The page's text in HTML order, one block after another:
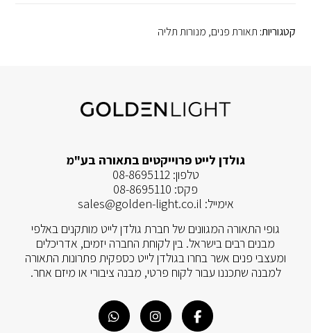
קטגוריות: תאורת פנים, מנורות תליה
גולדן לייט פרוייקטים בתאורה בע"מ
טלפון: 08-8695112
פקס: 08-8695110
אימייל: sales@golden-light.co.il
גופי התאורה המגוונים של חברת גולדן לייט מותקנים באלפי
מבנים רבים בישראל. בין לקוחת החברה יזמים, אדריכלים
ומעצבי פנים אשר בחרו בגולדן לייט כספקית פתרונות התאורה
למבנה שתכננו עבור לקוח פרטי, מבנה ציבורי או מיזם אחר.